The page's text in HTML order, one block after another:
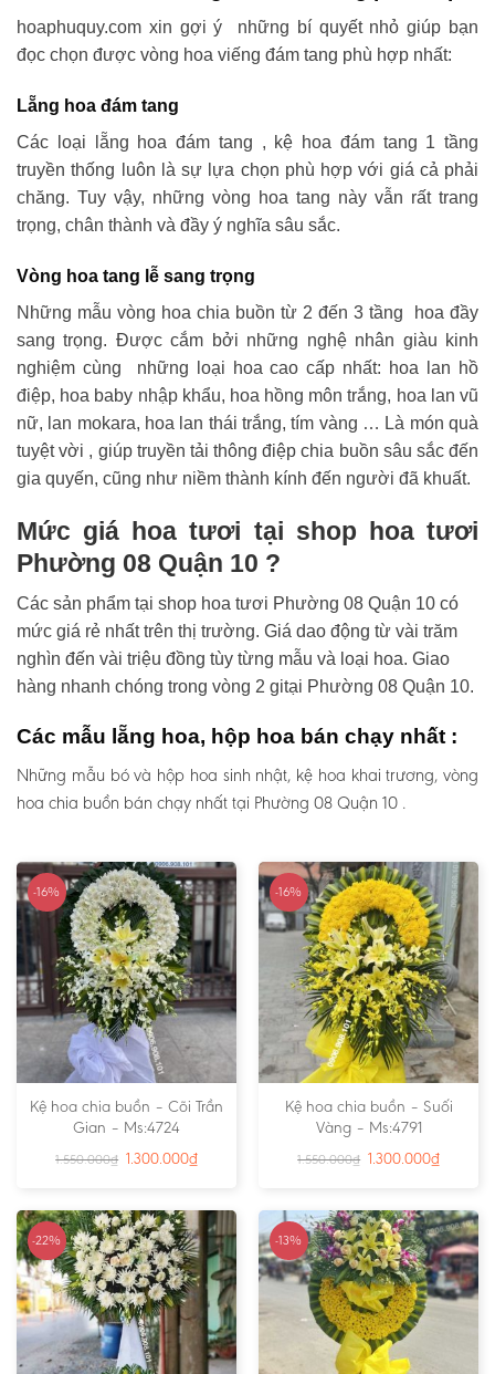
hoaphuquy.com xin gợi ý những bí quyết nhỏ giúp bạn
đọc chọn được vòng hoa viếng đám tang phù hợp nhất:
Lẵng hoa đám tang
Các loại lẵng hoa đám tang , kệ hoa đám tang 1 tầng
truyền thống luôn là sự lựa chọn phù hợp với giá cả phải
chăng. Tuy vậy, những vòng hoa tang này vẫn rất trang
trọng, chân thành và đầy ý nghĩa sâu sắc.
Vòng hoa tang lễ sang trọng
Những mẫu vòng hoa chia buồn từ 2 đến 3 tầng hoa đầy
sang trọng. Được cắm bởi những nghệ nhân giàu kinh
nghiệm cùng những loại hoa cao cấp nhất: hoa lan hồ
điệp, hoa baby nhập khẩu, hoa hồng môn trắng, hoa lan vũ
nữ, lan mokara, hoa lan thái trắng, tím vàng … Là món quà
tuyệt vời , giúp truyền tải thông điệp chia buồn sâu sắc đến
gia quyến, cũng như niềm thành kính đến người đã khuất.
Mức giá hoa tươi tại shop hoa tươi
Phường 08 Quận 10 ?
Các sản phẩm tại shop hoa tươi Phường 08 Quận 10 có
mức giá rẻ nhất trên thị trường. Giá dao động từ vài trăm
nghìn đến vài triệu đồng tùy từng mẫu và loại hoa. Giao
hàng nhanh chóng trong vòng 2 gitại Phường 08 Quận 10.
Các mẫu lẵng hoa, hộp hoa bán chạy nhất :
Những mẫu bó và hộp hoa sinh nhật, kệ hoa khai trương, vòng
hoa chia buồn bán chạy nhất tại Phường 08 Quận 10 .
-16%
Kệ hoa chia buồn – Cõi Trần
Gian – Ms:4724
1.550.000₫ 1.300.000₫
-16%
Kệ hoa chia buồn – Suối
Vàng – Ms:4791
1.550.000₫ 1.300.000₫
-22% -13%